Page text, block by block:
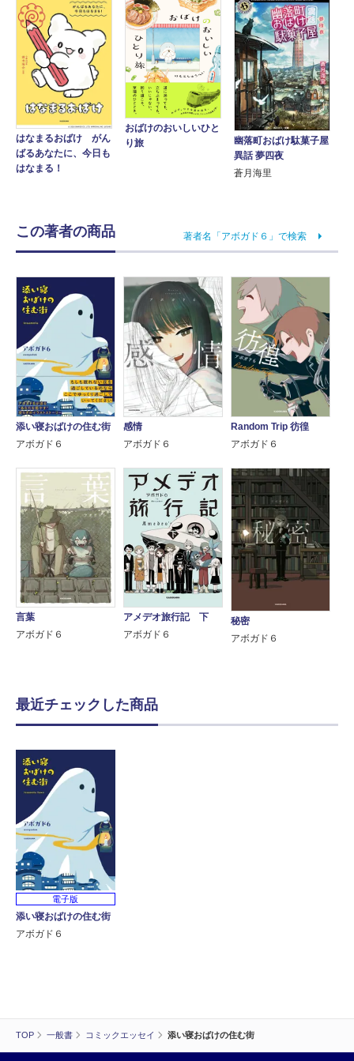
TOP 一般書 コミックエッセイ 添い寝おばけの住む街
はなまるおばけ がん
ばるあなたに、今日も
はなまる！
おばけのおいしいひと
り旅
幽落町おばけ駄菓子屋
異話 夢四夜
蒼月海里
この著者の商品 著者名「アボガド６」で検索
添い寝おばけの住む街
アボガド６
感情
アボガド６
Random Trip 彷徨
アボガド６
言葉
アボガド６
アメデオ旅行記 下
アボガド６
秘密
アボガド６
最近チェックした商品
電子版
添い寝おばけの住む街
アボガド６